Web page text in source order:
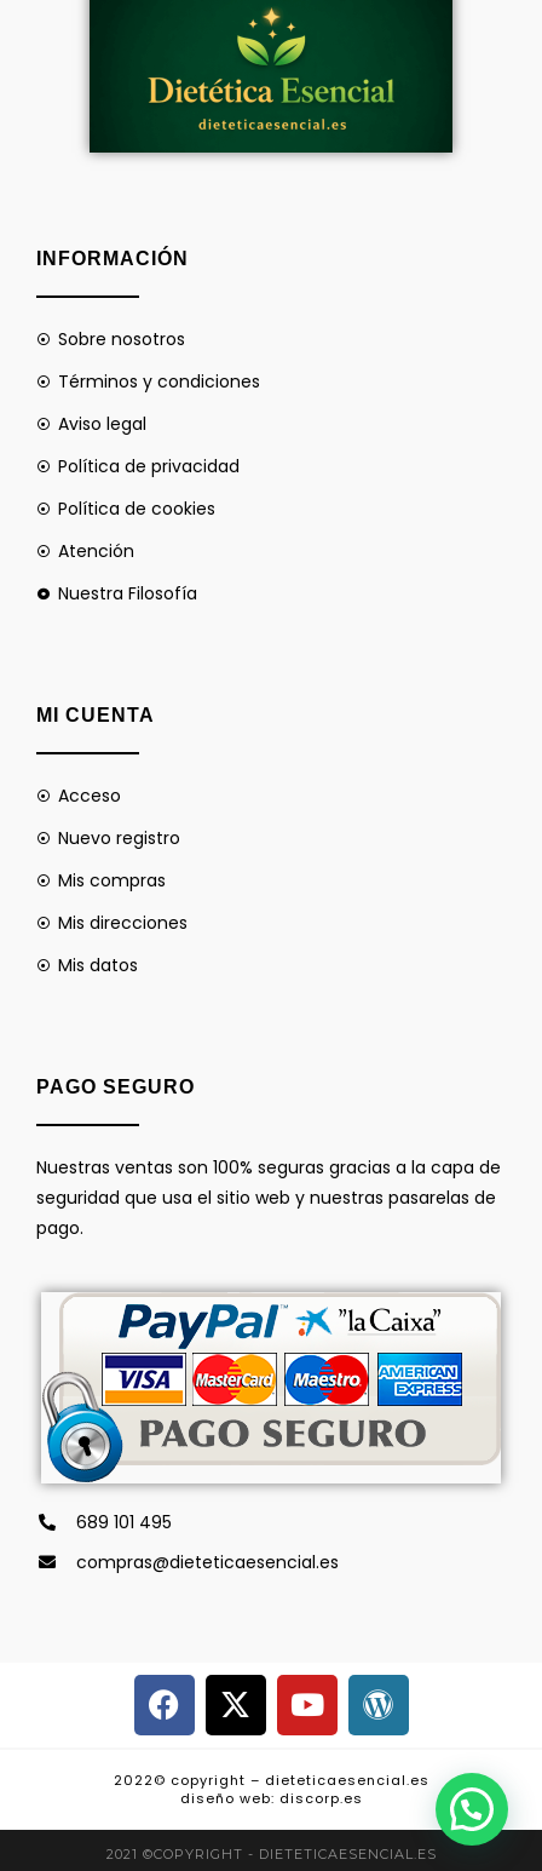
INFORMACIÓN
Sobre nosotros
Términos y condiciones
Aviso legal
Política de privacidad
Política de cookies
Atención
Nuestra Filosofía
MI CUENTA
Acceso
Nuevo registro
Mis compras
Mis direcciones
Mis datos
PAGO SEGURO
Nuestras ventas son 100% seguras gracias a la capa de
seguridad que usa el sitio web y nuestras pasarelas de
pago.
689 101 495
compras@dieteticaesencial.es
2022© copyright – dieteticaesencial.es
diseño web: discorp.es
2021 ©COPYRIGHT - DIETETICAESENCIAL.ES